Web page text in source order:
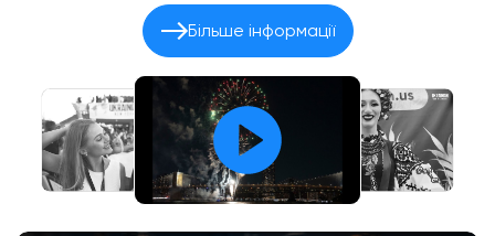
Більше інформації